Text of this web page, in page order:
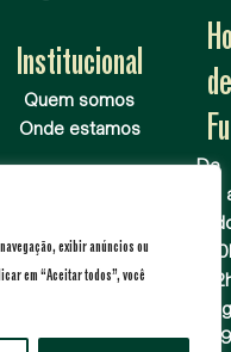
exibir anúncios ou
em “Aceitar todos”, você
Institucional
Quem somos
Onde estamos
de
De
terça
das
às
das